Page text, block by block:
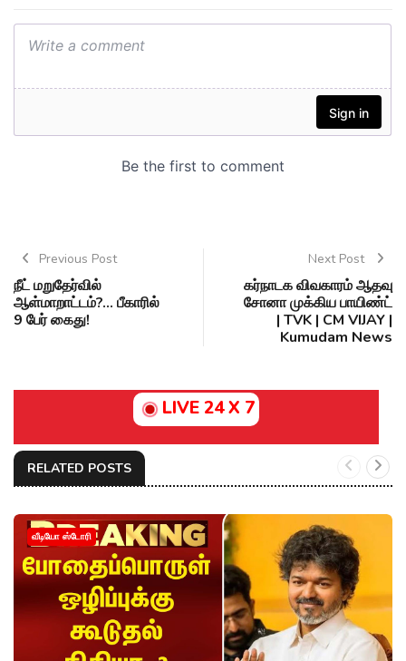
Previous Post
நீட் மறுதேர்வில்
ஆள்மாறாட்டம்?... பீகாரில்
9 பேர் கைது!
Next Post
கர்நாடக விவகாரம் ஆதவு
சோனா முக்கிய பாயிண்ட்
| TVK | CM VIJAY |
Kumudam News
LIVE 24 X 7
RELATED POSTS
வீடியோ ஸ்டோரி